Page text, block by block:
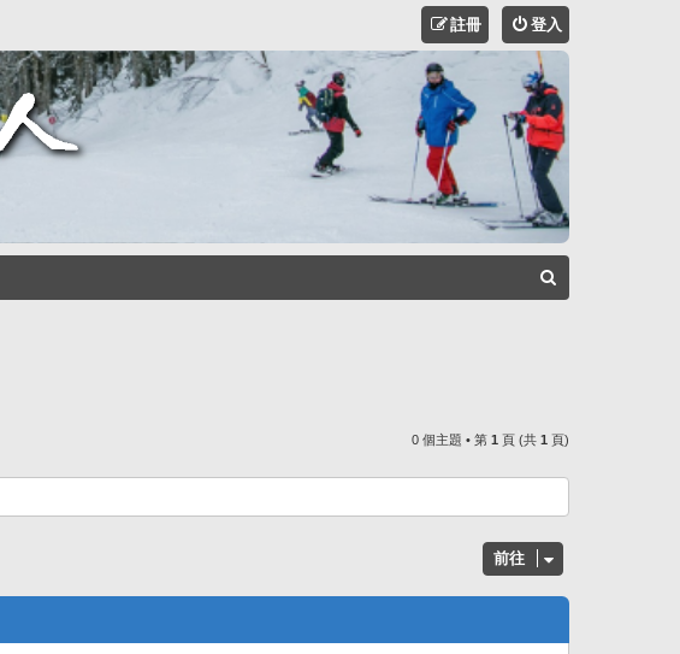
登入
註冊
0 個主題 • 第 1 頁 (共 1 頁)
前往